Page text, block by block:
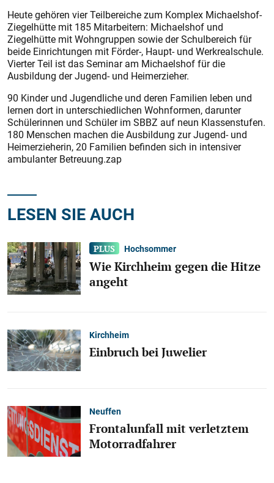
Heute gehören vier Teilbereiche zum Komplex Michaelshof-
Ziegelhütte mit 185 Mitarbeitern: Michaelshof und
Ziegelhütte mit Wohngruppen sowie der Schulbereich für
beide Einrichtungen mit Förder-, Haupt- und Werkrealschule.
Vierter Teil ist das Seminar am Michaelshof für die
Ausbildung der Jugend- und Heimerzieher.
90 Kinder und Jugendliche und deren Familien leben und
lernen dort in unterschiedlichen Wohnformen, darunter
Schülerinnen und Schüler im SBBZ auf neun Klassenstufen.
180 Menschen machen die Ausbildung zur Jugend- und
Heimerzieherin, 20 Familien befinden sich in intensiver
ambulanter Betreuung.zap
LESEN SIE AUCH
Hochsommer
Wie Kirchheim gegen die Hitze
angeht
Kirchheim
Einbruch bei Juwelier
Neuffen
Frontalunfall mit verletztem
Motorradfahrer